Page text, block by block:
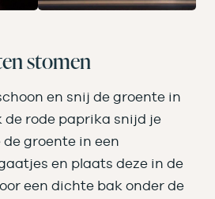
stomen
en snij de groente in
de rode paprika snijd je
de groente in een
en plaats deze in de
een dichte bak onder de